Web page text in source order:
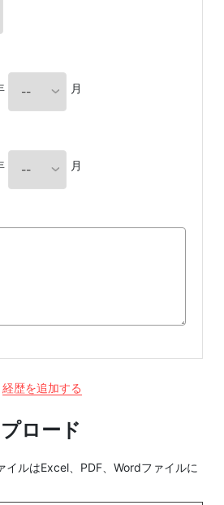
月
月
経歴を追加する
ロード
イルはExcel、PDF、Wordファイルに